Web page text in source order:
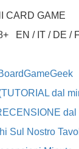
CARD GAME
EN / IT / DE /
dal
dal
Sul Nostro